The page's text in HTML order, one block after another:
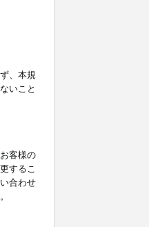
、本規
いこと
客様の
するこ
合わせ